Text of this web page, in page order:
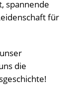
spannende
für
die